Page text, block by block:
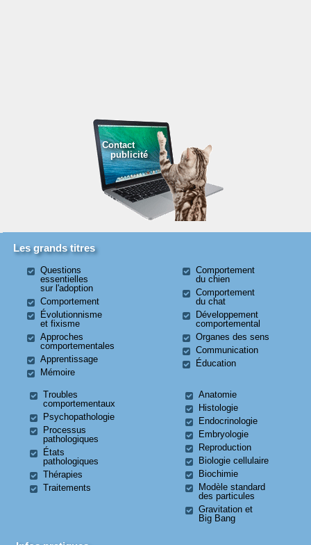
Contact
publicité
Les grands titres
Questions
essentielles
sur l'adoption
Comportement
Évolutionnisme
et fixisme
Approches
comportementales
Apprentissage
Mémoire
Comportement
du chien
Comportement
du chat
Développement
comportemental
Organes des sens
Communication
Éducation
Troubles
comportementaux
Psychopathologie
Processus
pathologiques
États
pathologiques
Thérapies
Traitements
Anatomie
Histologie
Endocrinologie
Embryologie
Reproduction
Biologie cellulaire
Biochimie
Modèle standard
des particules
Gravitation et
Big Bang